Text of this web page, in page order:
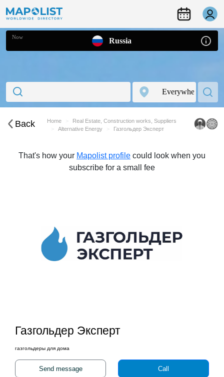
Now Russia
Back Home
Real Estate, Construction works, Suppliers
Alternative Energy
Газгольдер Эксперт
That's how your Mapolist profile could look when you
subscribe for a small fee
Газгольдер Эксперт
газгольдеры для дома
Send message Call